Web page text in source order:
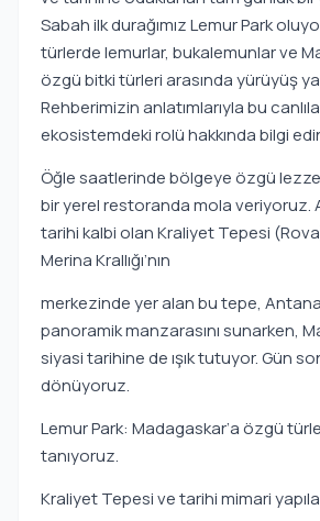
Sabah ilk durağımız Lemur Park
türlerde lemurlar, bukalemunlar ve
özgü bitki türleri arasında yürüyüş
Rehberimizin anlatımlarıyla bu
ekosistemdeki rolü hakkında bilgi
Öğle saatlerinde bölgeye özgü
bir yerel restoranda mola veriyoruz.
tarihi kalbi olan Kraliyet Tepesi
Merina Krallığı’nın
merkezinde yer alan bu tepe,
panoramik manzarasını sunarken,
siyasi tarihine de ışık tutuyor. Gün
dönüyoruz.
Lemur Park: Madagaskar’a özgü
tanıyoruz.
Kraliyet Tepesi ve tarihi mimari